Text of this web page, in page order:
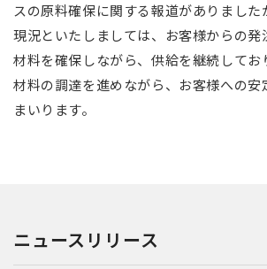
スの原料確保に関する報道がありました
現況といたしましては、お客様からの発
材料を確保しながら、供給を継続してお
材料の調達を進めながら、お客様への安
まいります。
ニュースリリース